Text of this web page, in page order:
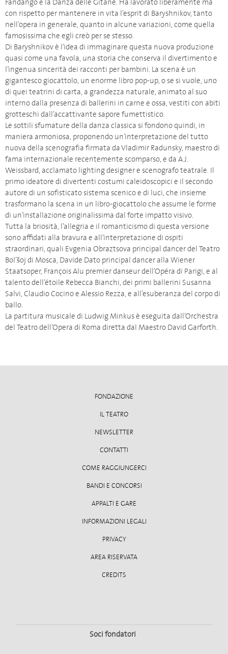
Fandango e la Danza delle Gitane. Ha lavorato liberamente ma
con rispetto per mantenere in vita l’esprit di Baryshnikov, tanto
nell’opera in generale, quanto in alcune variazioni, come quella
famosissima che egli creò per se stesso.
Di Baryshnikov è l’idea di immaginare questa nuova produzione
quasi come una favola, una storia che conserva il divertimento e
l’ingenua sincerità dei racconti per bambini. La scena è un
gigantesco giocattolo, un enorme libro pop-up, o se si vuole, uno
di quei teatrini di carta, a grandezza naturale, animato al suo
interno dalla presenza di ballerini in carne e ossa, vestiti con abiti
grotteschi dall’accattivante sapore fumettistico.
Le sottili sfumature della danza classica si fondono quindi, in
maniera armoniosa, proponendo un’interpretazione del tutto
nuova della scenografia firmata da Vladimir Radunsky, maestro di
fama internazionale recentemente scomparso, e da A.J.
Weissbard, acclamato lighting designer e scenografo teatrale. Il
primo ideatore di divertenti costumi caleidoscopici e il secondo
autore di un sofisticato sistema scenico e di luci, che insieme
trasformano la scena in un libro-giocattolo che assume le forme
di un’installazione originalissima dal forte impatto visivo.
Tutta la briosità, l’allegria e il romanticismo di questa versione
sono affidati alla bravura e all’interpretazione di ospiti
straordinari, quali Evgenia Obraztsova principal dancer del Teatro
Bol’šoj di Mosca, Davide Dato principal dancer alla Wiener
Staatsoper, François Alu premier danseur dell’Opéra di Parigi, e al
talento dell’étoile Rebecca Bianchi, dei primi ballerini Susanna
Salvi, Claudio Cocino e Alessio Rezza, e all’esuberanza del corpo di
ballo.
La partitura musicale di Ludwig Minkus è eseguita dall’Orchestra
del Teatro dell’Opera di Roma diretta dal Maestro David Garforth.
FONDAZIONE
IL TEATRO
NEWSLETTER
CONTATTI
COME RAGGIUNGERCI
BANDI E CONCORSI
APPALTI E GARE
INFORMAZIONI LEGALI
PRIVACY
AREA RISERVATA
CREDITS
Soci fondatori